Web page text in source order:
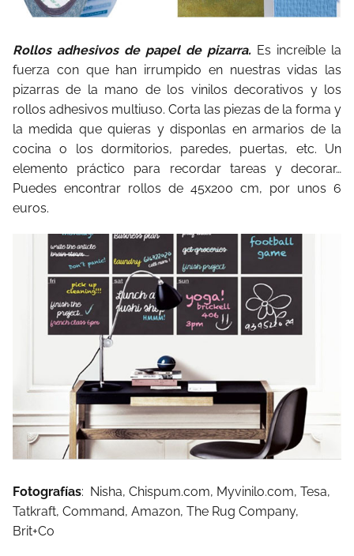
Rollos adhesivos de papel de pizarra. Es increíble la
fuerza con que han irrumpido en nuestras vidas las
pizarras de la mano de los vinilos decorativos y los
rollos adhesivos multiuso. Corta las piezas de la forma y
la medida que quieras y disponlas en armarios de la
cocina o los dormitorios, paredes, puertas, etc. Un
elemento práctico para recordar tareas y decorar…
Puedes encontrar rollos de 45x200 cm, por unos 6
euros.
Fotografías: Nisha, Chispum.com, Myvinilo.com, Tesa,
Tatkraft, Command, Amazon, The Rug Company,
Brit+Co